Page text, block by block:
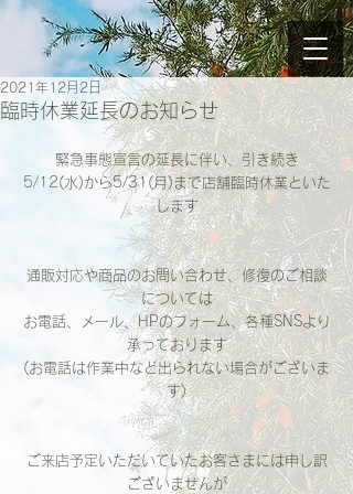
臨時休業延長のお知らせ
2021年12月2日
緊急事態宣言の延長に伴い、引き続き
5/12(水)から5/31(月)まで店舗臨時休業といた
します
通販対応や商品のお問い合わせ、修復のご相談
については
お電話、メール、HPのフォーム、各種SNSより
承っております
(お電話は作業中など出られない場合がございま
す)
ご来店予定いただいていたお客さまには申し訳
ございませんが